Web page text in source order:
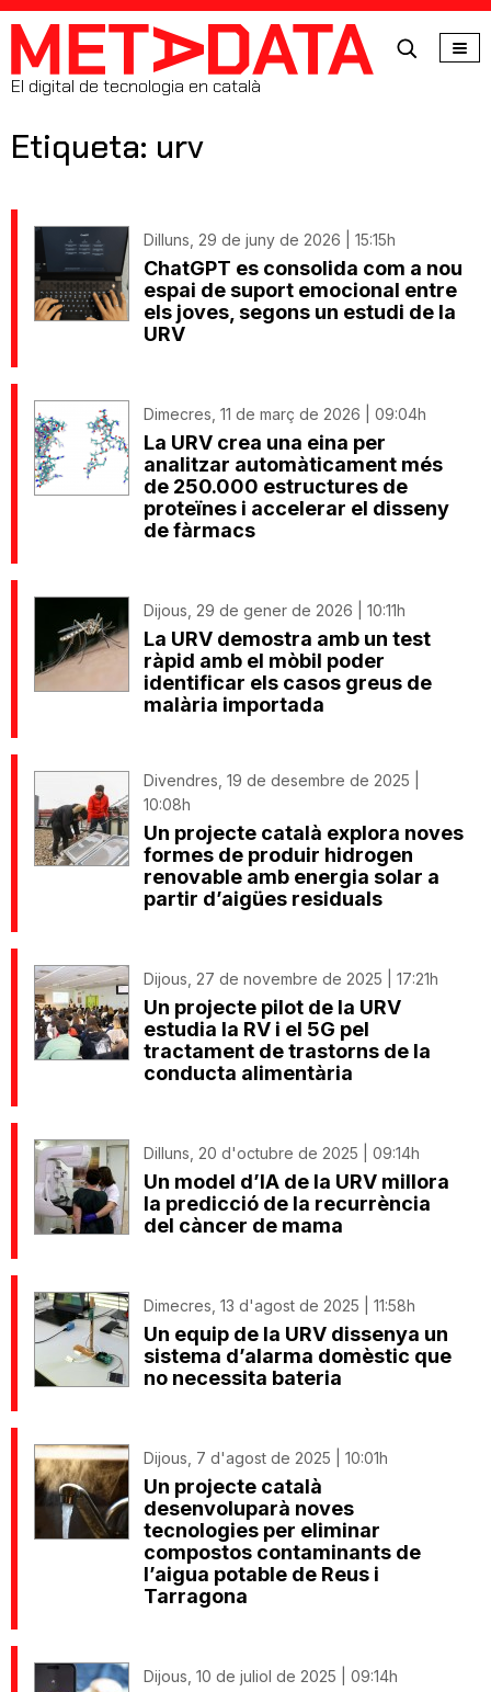
MetaData
El digital de tecnologia en català
Etiqueta: urv
Dilluns, 29 de juny de 2026 | 15:15h
ChatGPT es consolida com a nou
espai de suport emocional entre
els joves, segons un estudi de la
URV
Dimecres, 11 de març de 2026 | 09:04h
La URV crea una eina per
analitzar automàticament més
de 250.000 estructures de
proteïnes i accelerar el disseny
de fàrmacs
Dijous, 29 de gener de 2026 | 10:11h
La URV demostra amb un test
ràpid amb el mòbil poder
identificar els casos greus de
malària importada
Divendres, 19 de desembre de 2025 |
10:08h
Un projecte català explora noves
formes de produir hidrogen
renovable amb energia solar a
partir d’aigües residuals
Dijous, 27 de novembre de 2025 | 17:21h
Un projecte pilot de la URV
estudia la RV i el 5G pel
tractament de trastorns de la
conducta alimentària
Dilluns, 20 d'octubre de 2025 | 09:14h
Un model d’IA de la URV millora
la predicció de la recurrència
del càncer de mama
Dimecres, 13 d'agost de 2025 | 11:58h
Un equip de la URV dissenya un
sistema d’alarma domèstic que
no necessita bateria
Dijous, 7 d'agost de 2025 | 10:01h
Un projecte català
desenvoluparà noves
tecnologies per eliminar
compostos contaminants de
l’aigua potable de Reus i
Tarragona
Dijous, 10 de juliol de 2025 | 09:14h